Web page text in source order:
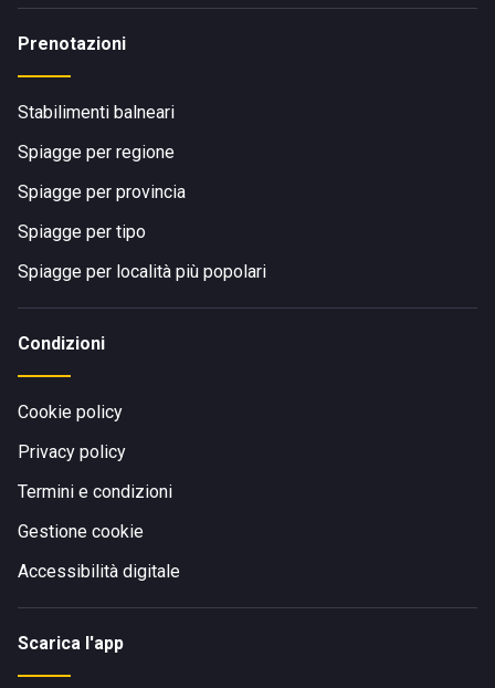
Prenotazioni
Stabilimenti balneari
Spiagge per regione
Spiagge per provincia
Spiagge per tipo
Spiagge per località più popolari
Condizioni
Cookie policy
Privacy policy
Termini e condizioni
Gestione cookie
Accessibilità digitale
Scarica l'app